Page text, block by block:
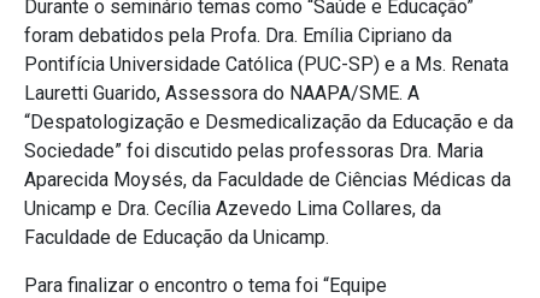
Durante o seminário temas como “Saúde e Educação”
foram debatidos pela Profa. Dra. Emília Cipriano da
Pontifícia Universidade Católica (PUC-SP) e a Ms. Renata
Lauretti Guarido, Assessora do NAAPA/SME. A
“Despatologização e Desmedicalização da Educação e da
Sociedade” foi discutido pelas professoras Dra. Maria
Aparecida Moysés, da Faculdade de Ciências Médicas da
Unicamp e Dra. Cecília Azevedo Lima Collares, da
Faculdade de Educação da Unicamp.
Para finalizar o encontro o tema foi “Equipe